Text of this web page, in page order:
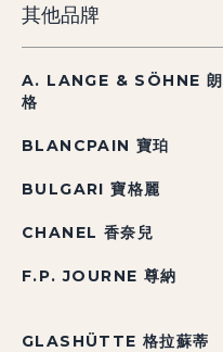
其他品牌
A. LANGE & SÖHNE 朗
格
BLANCPAIN 寶珀
BULGARI 寶格麗
CHANEL 香奈兒
F.P. JOURNE 尊納
GLASHÜTTE 格拉蘇蒂